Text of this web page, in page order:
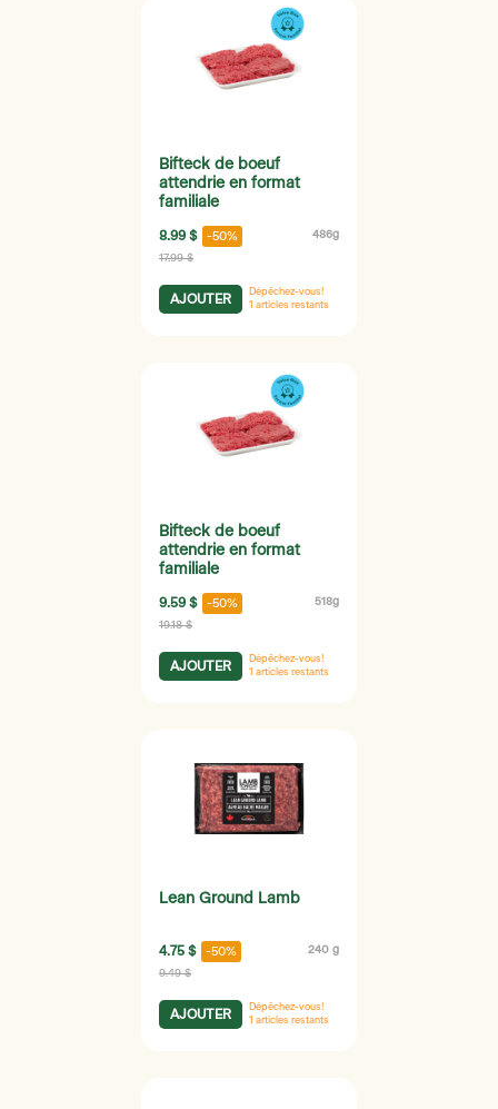
Bifteck de boeuf
attendrie en format
familiale
8.99 $ -50% 486g
17.99 $
AJOUTER
Dépêchez-vous!
1 articles restants
Bifteck de boeuf
attendrie en format
familiale
9.59 $ -50% 518g
19.18 $
AJOUTER
Dépêchez-vous!
1 articles restants
Lean Ground Lamb
4.75 $ -50% 240 g
9.49 $
AJOUTER
Dépêchez-vous!
1 articles restants